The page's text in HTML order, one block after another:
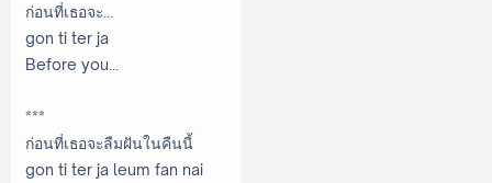
ก่อนที่เธอจะ…
gon ti ter ja
Before you...
***
ก่อนที่เธอจะลืมฝันในคืนนี้
gon ti ter ja leum fan nai